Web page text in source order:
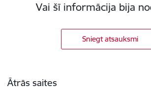
Vai šī informācija bija
Sniegt atsauksmi
Ātrās saites